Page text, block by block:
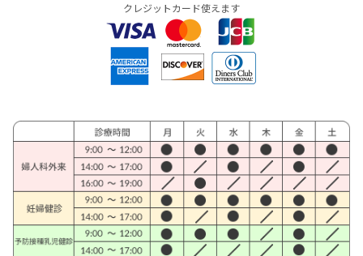
クレジットカード使えます